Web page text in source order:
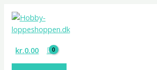
indholdet
kr.0.00
som
sidste
Margery